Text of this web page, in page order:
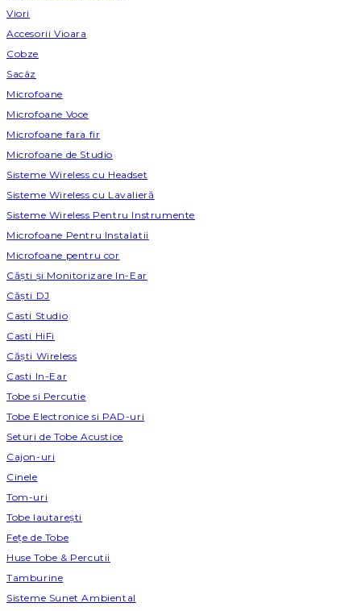
Viori
Accesorii Vioara
Cobze
Sacâz
Microfoane
Microfoane Voce
Microfoane fara fir
Microfoane de Studio
Sisteme Wireless cu Headset
Sisteme Wireless cu Lavalieră
Sisteme Wireless Pentru Instrumente
Microfoane Pentru Instalatii
Microfoane pentru cor
Căști și Monitorizare In-Ear
Căști DJ
Casti Studio
Casti HiFi
Căști Wireless
Casti In-Ear
Tobe si Percutie
Tobe Electronice si PAD-uri
Seturi de Tobe Acustice
Cajon-uri
Cinele
Tom-uri
Tobe lautareşti
Fețe de Tobe
Huse Tobe & Percutii
Tamburine
Sisteme Sunet Ambiental